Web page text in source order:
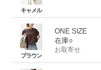
キャメル
ブラウン
ONE SIZE
在庫○
お取寄せ